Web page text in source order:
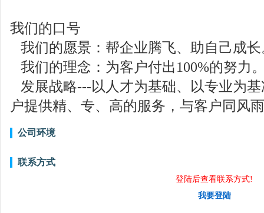
我们的口号
我们的愿景：帮企业腾飞、助自己成长
我们的理念：为客户付出100%的努力
发展战略---以人才为基础、以专业为
户提供精、专、高的服务，与客户同风
公司环境
联系方式
登陆后查看联系方式!
我要登陆